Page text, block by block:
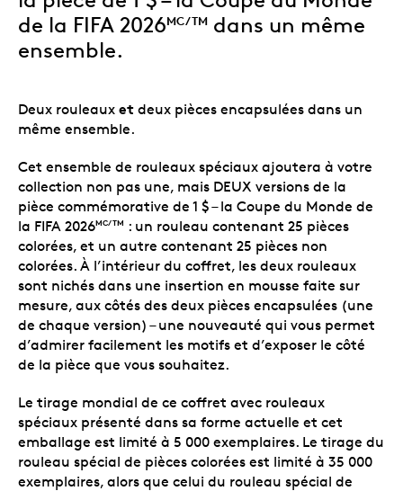
de la FIFA 2026MC/TM dans un même
ensemble.
Deux rouleaux et deux pièces encapsulées dans un
même ensemble.
Cet ensemble de rouleaux spéciaux ajoutera à votre
collection non pas une, mais DEUX versions de la
pièce commémorative de 1 $ – la Coupe du Monde de
la FIFA 2026MC/TM
: un rouleau contenant 25 pièces
colorées, et un autre contenant 25 pièces non
colorées. À l’intérieur du coffret, les deux rouleaux
sont nichés dans une insertion en mousse faite sur
mesure, aux côtés des deux pièces encapsulées (une
de chaque version) – une nouveauté qui vous permet
d’admirer facilement les motifs et d’exposer le côté
de la pièce que vous souhaitez.
Le tirage mondial de ce coffret avec rouleaux
spéciaux présenté dans sa forme actuelle et cet
emballage est limité à 5 000 exemplaires. Le tirage du
rouleau spécial de pièces colorées est limité à 35 000
exemplaires, alors que celui du rouleau spécial de